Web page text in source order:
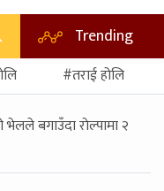
Trending
#तराई होलि
बगाउँदा राेल्पामा २